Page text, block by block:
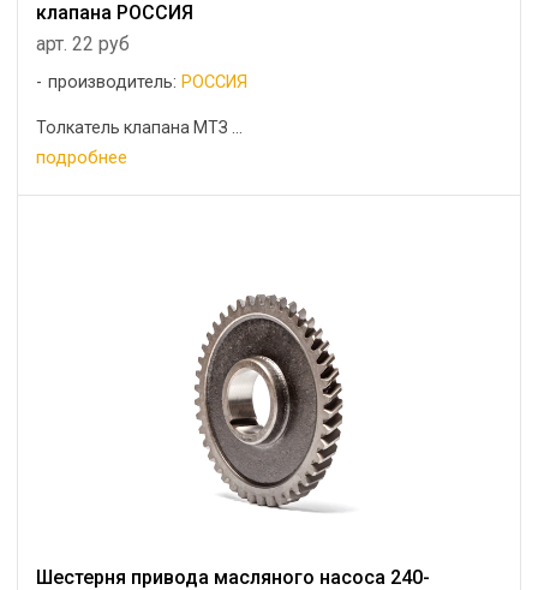
клапана РОССИЯ
арт. 22 руб
производитель:РОССИЯ
Толкатель клапана МТЗ ...
подробнее
Шестерня привода масляного насоса 240-